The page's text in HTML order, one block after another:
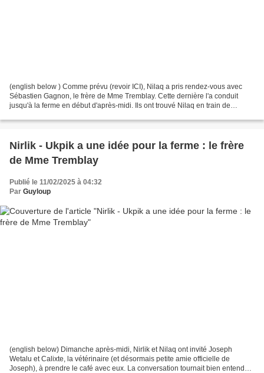
(english below ) Comme prévu (revoir ICI), Nilaq a pris rendez-vous avec
Sébastien Gagnon, le frère de Mme Tremblay. Cette dernière l'a conduit
jusqu'à la ferme en début d'après-midi. Ils ont trouvé Nilaq en train de
Nirlik - Ukpik a une idée pour la ferme : le frère
de Mme Tremblay
Publié le 11/02/2025 à 04:32
Par Guyloup
(english below) Dimanche après-midi, Nirlik et Nilaq ont invité Joseph
Wetalu et Calixte, la vétérinaire (et désormais petite amie officielle de
Joseph), à prendre le café avec eux. La conversation tournait bien entendu